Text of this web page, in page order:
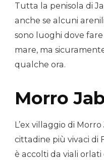
Tutta la penisola di
anche se alcuni
sono luoghi dove fare
mare, ma
qualche ora.
Morro
L’ex villaggio di
cittadine più vivaci di
è accolti da viali